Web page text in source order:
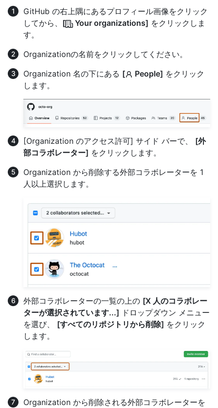
GitHub の右上隅にあるプロフィール画像をクリック
してから、 [ Your organizations] をクリックしま
す。
Organizationの名前をクリックしてください。
Organization 名の下にある [ People] をクリック
します。
[Organization のアクセス許可] サイド バーで、 [外
部コラボレーター] をクリックします。
Organization から削除する外部コラボレーターを 1
人以上選択します。
外部コラボレーターの一覧の上の [X 人のコラボレー
ターが選択されています...] ドロップダウン メニュー
を選び、 [すべてのリポジトリから削除] をクリック
します。
Organization から削除される外部コラボレーターを